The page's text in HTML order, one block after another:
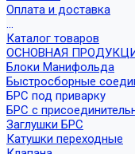
Оплата и доставка
...
Каталог товаров
ОСНОВНАЯ
Блоки Манифольда
Быстросборные
БРС под приварку
БРС с
Заглушки БРС
Катушки переходные